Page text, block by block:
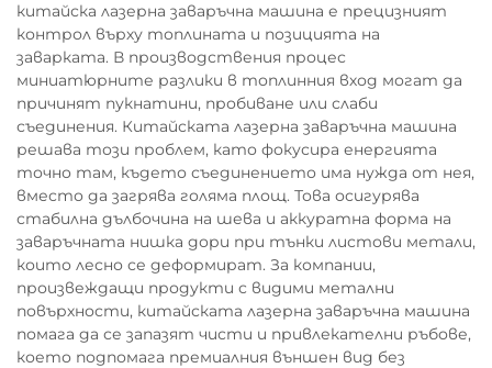
китайска лазерна заваръчна машина е прецизният
контрол върху топлината и позицията на
заварката. В производствения процес
миниатюрните разлики в топлинния вход могат да
причинят пукнатини, пробиване или слаби
съединения. Китайската лазерна заваръчна машина
решава този проблем, като фокусира енергията
точно там, където съединението има нужда от нея,
вместо да загрява голяма площ. Това осигурява
стабилна дълбочина на шева и аккуратна форма на
заваръчната нишка дори при тънки листови метали,
които лесно се деформират. За компании,
произвеждащи продукти с видими метални
повърхности, китайската лазерна заваръчна машина
помага да се запазят чисти и привлекателни ръбове,
което подпомага премиалния външен вид без